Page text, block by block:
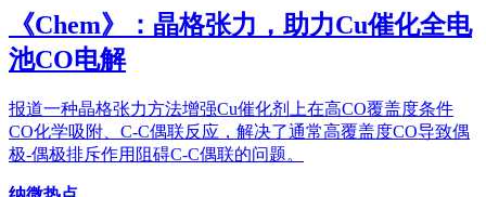
《Chem》：晶格张力，助力Cu催化全电
池CO电解
报道一种晶格张力方法增强Cu催化剂上在高CO覆盖度条件
CO化学吸附、C-C偶联反应，解决了通常高覆盖度CO导致偶
极-偶极排斥作用阻碍C-C偶联的问题。